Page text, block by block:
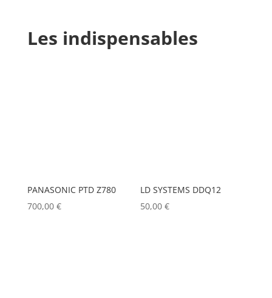
Les indispensables
PANASONIC PTD Z780
700,00 €
LD SYSTEMS DDQ12
50,00€